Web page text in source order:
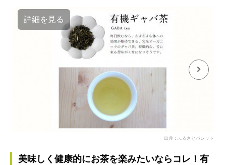
詳細を見る
出典：ふるさとパレット
美味しく健康的にお茶を楽みたいならコレ！有